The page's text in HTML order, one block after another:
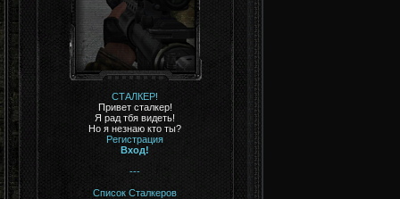
СТАЛКЕР!
Привет сталкер!
Я рад тбя видеть!
Но я незнаю кто ты?
Регистрация
Вход!
---
Список Сталкеров